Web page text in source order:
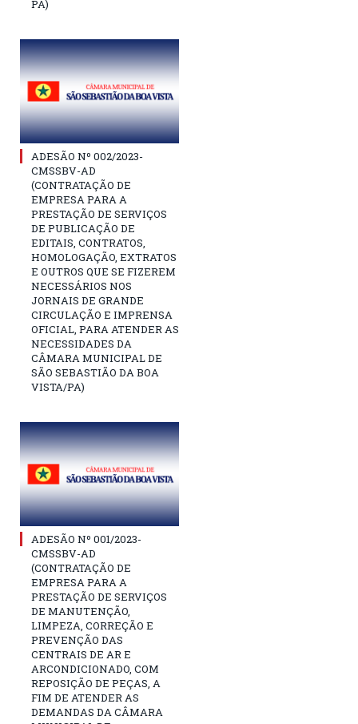
PA)
ADESÃO Nº 002/2023-
CMSSBV-AD
(CONTRATAÇÃO DE
EMPRESA PARA A
PRESTAÇÃO DE SERVIÇOS
DE PUBLICAÇÃO DE
EDITAIS, CONTRATOS,
HOMOLOGAÇÃO, EXTRATOS
E OUTROS QUE SE FIZEREM
NECESSÁRIOS NOS
JORNAIS DE GRANDE
CIRCULAÇÃO E IMPRENSA
OFICIAL, PARA ATENDER AS
NECESSIDADES DA
CÂMARA MUNICIPAL DE
SÃO SEBASTIÃO DA BOA
VISTA/PA)
ADESÃO Nº 001/2023-
CMSSBV-AD
(CONTRATAÇÃO DE
EMPRESA PARA A
PRESTAÇÃO DE SERVIÇOS
DE MANUTENÇÃO,
LIMPEZA, CORREÇÃO E
PREVENÇÃO DAS
CENTRAIS DE AR E
ARCONDICIONADO, COM
REPOSIÇÃO DE PEÇAS, A
FIM DE ATENDER AS
DEMANDAS DA CÂMARA